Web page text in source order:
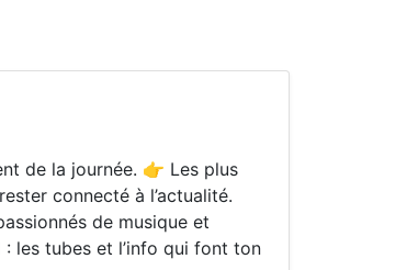
de la journée. 👉 Les plus
connecté à l’actualité.
de musique et
: les tubes et l’info qui font ton